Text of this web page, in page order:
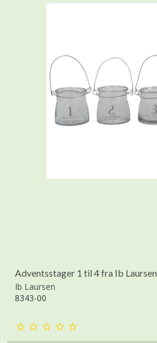
Adventsstager 1 til 4 fra Ib Laursen
Ib Laursen
8343-00